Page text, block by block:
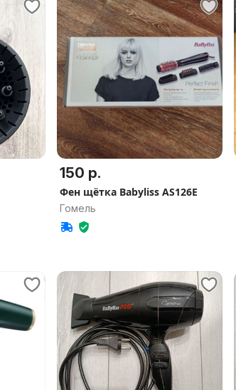
150 р.
Фен щётка Babyliss AS126E
Гомель